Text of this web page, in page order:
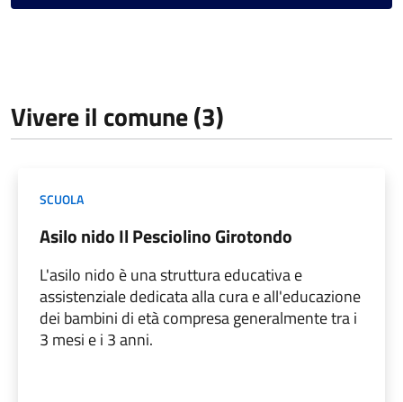
Vivere il comune (3)
SCUOLA
Asilo nido Il Pesciolino Girotondo
L'asilo nido è una struttura educativa e
assistenziale dedicata alla cura e all'educazione
dei bambini di età compresa generalmente tra i
3 mesi e i 3 anni.